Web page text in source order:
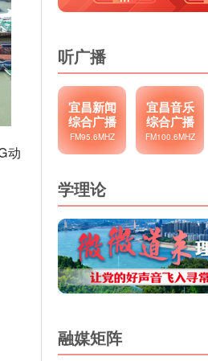
动
听广播
宜昌新闻
综合广播
FM95.6MHZ
宜昌音乐
综合广播
FM100.6MHZ
学理论
融媒矩阵